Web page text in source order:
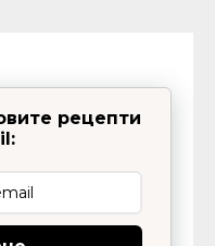
рецепти